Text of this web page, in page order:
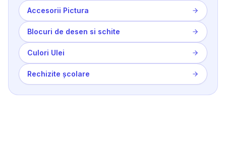
Accesorii Pictura
Blocuri de desen si schite
Culori Ulei
Rechizite școlare